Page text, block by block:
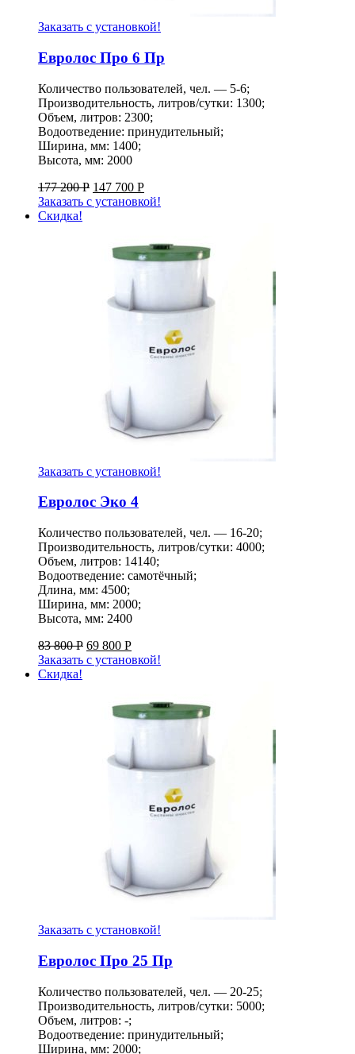
Заказать с установкой!
Евролос Про 6 Пр
Количество пользователей, чел. — 5-6;
Производительность, литров/сутки: 1300;
Объем, литров: 2300;
Водоотведение: принудительный;
Ширина, мм: 1400;
Высота, мм: 2000
177 200Р 147 700 Р
Заказать с установкой!
Скидка!
Заказать с установкой!
Евролос Эко 4
Количество пользователей, чел. — 16-20;
Производительность, литров/сутки: 4000;
Объем, литров: 14140;
Водоотведение: самотёчный;
Длина, мм: 4500;
Ширина, мм: 2000;
Высота, мм: 2400
83 800Р 69 800 Р
Заказать с установкой!
Скидка!
Заказать с установкой!
Евролос Про 25 Пр
Количество пользователей, чел. — 20-25;
Производительность, литров/сутки: 5000;
Объем, литров: -;
Водоотведение: принудительный;
Ширина, мм: 2000;